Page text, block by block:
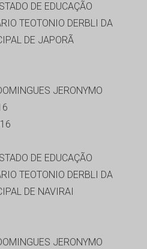
DE EDUCAÇÃO
TEOTONIO DERBLI DA
DE JAPORÃ
JERONYMO
DE EDUCAÇÃO
TEOTONIO DERBLI DA
DE NAVIRAI
JERONYMO